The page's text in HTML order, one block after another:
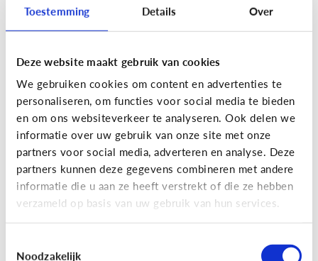
Toestemming Details Over
Deze website maakt gebruik van cookies
We gebruiken cookies om content en advertenties te
personaliseren, om functies voor social media te bieden
en om ons websiteverkeer te analyseren. Ook delen we
informatie over uw gebruik van onze site met onze
partners voor social media, adverteren en analyse. Deze
partners kunnen deze gegevens combineren met andere
informatie die u aan ze heeft verstrekt of die ze hebben
verzameld op basis van uw gebruik van hun services.
Noodzakelijk
Geef je kind een duwtje in de rug met deze leuke
apps tegen verveling, waar ze op eigen houtje
Fun met media
Fun met foto’s: zo boost je de
creativiteit van je kind